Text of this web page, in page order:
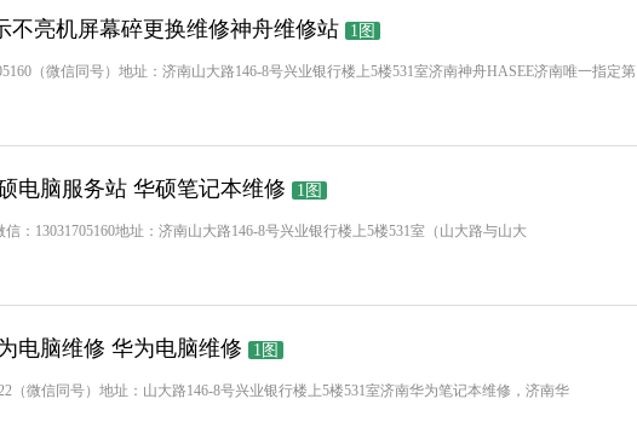
不亮机屏幕碎更换维修神舟维修站 1图
（微信同号）地址：济南山大路146-8号兴业银行楼上5楼531室济南神舟HASEE济南唯一指定第
电脑服务站 华硕笔记本维修 1图
信：13031705160地址：济南山大路146-8号兴业银行楼上5楼531室（山大路与山大
电脑维修 华为电脑维修 1图
（微信同号）地址：山大路146-8号兴业银行楼上5楼531室济南华为笔记本维修，济南华